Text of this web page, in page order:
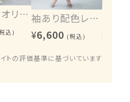
【ルルティオリジナル】エンブロイダリーワンピース
込)
袖あり配色レースハシゴ切り替えワンピース
¥6,600 (税込) ¥
トの評価基準に基づいています